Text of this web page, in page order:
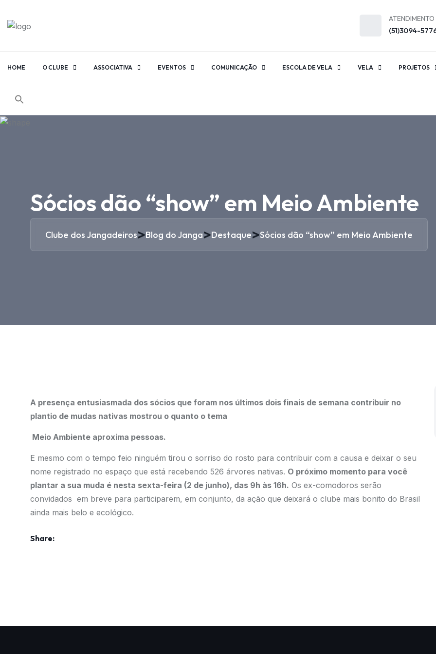
ATENDIMENTO
(51)3094-
HOME O CLUBE ASSOCIATIVA EVENTOS COMUNICAÇÃO ESCOLA DE VELA VELA PROJETOS
Sócios dão “show” em Meio Ambiente
Clube dos Jangadeiros>Blog do Janga>Destaque>Sócios dão “show” em Meio Ambiente
A presença entusiasmada dos sócios que foram nos últimos dois finais de semana contribuir no
plantio de mudas nativas mostrou o quanto o tema
Meio Ambiente aproxima pessoas.
E mesmo com o tempo feio ninguém tirou o sorriso do rosto para contribuir com a causa e deixar o seu
nome registrado no espaço que está recebendo 526 árvores nativas. O próximo momento para você
plantar a sua muda é nesta sexta-feira (2 de junho), das 9h às 16h. Os ex-comodoros serão
convidados em breve para participarem, em conjunto, da ação que deixará o clube mais bonito do Brasil
ainda mais belo e ecológico.
Share: